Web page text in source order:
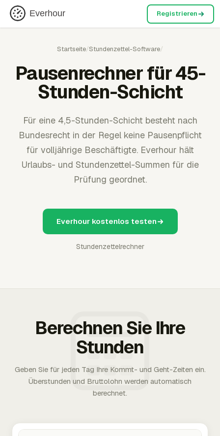
Everhour Registrieren
Startseite/Stundenzettel-Software/
Pausenrechner für 45-
Stunden-Schicht
Für eine 4,5-Stunden-Schicht besteht nach
Bundesrecht in der Regel keine Pausenpflicht
für volljährige Beschäftigte. Everhour hält
Urlaubs- und Stundenzettel-Summen für die
Prüfung geordnet.
Everhour kostenlos testen
Stundenzettelrechner
Berechnen Sie Ihre
Stunden
Geben Sie für jeden Tag Ihre Kommt- und Geht-Zeiten ein.
Überstunden und Bruttolohn werden automatisch
berechnet.